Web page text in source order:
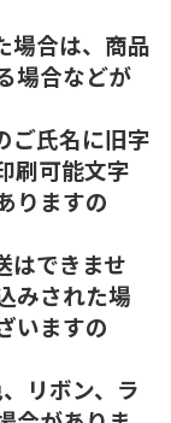
場合は、商品
場合などが
ご氏名に旧字
刷可能文字
りますの
はできませ
みされた場
いますの
リボン、ラ